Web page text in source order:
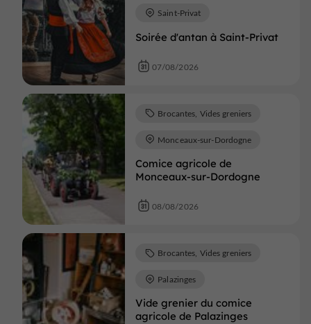
Soirée d'antan à Saint-Privat
Saint-Privat
07/08/2026
Comice agricole de
Monceaux-sur-Dordogne
Brocantes, Vides greniers
Monceaux-sur-Dordogne
08/08/2026
Vide grenier du comice
agricole de Palazinges
Brocantes, Vides greniers
Palazinges